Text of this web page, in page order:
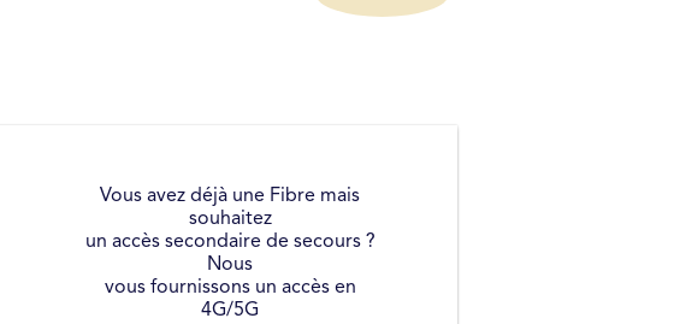
Vous avez déjà une Fibre mais
souhaitez
un accès secondaire de secours ?
Nous
vous fournissons un accès en
4G/5G